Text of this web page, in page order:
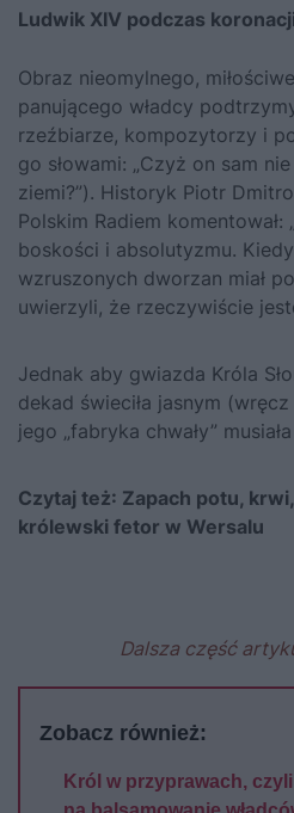
Ludwik XIV podczas koronacji
Obraz nieomylnego,
panującego władcy
rzeźbiarze, kompozytorzy i
go słowami: „Czyż on sam
ziemi?”). Historyk Piotr
Polskim Radiem komentował:
boskości i absolutyzmu. Kiedy
wzruszonych dworzan miał
uwierzyli, że rzeczywiście
Jednak aby gwiazda Króla
dekad świeciła jasnym
jego „fabryka chwały”
Czytaj też: Zapach potu,
królewski fetor w Wersalu
Dalsza część
Zobacz również:
Król w przyprawach,